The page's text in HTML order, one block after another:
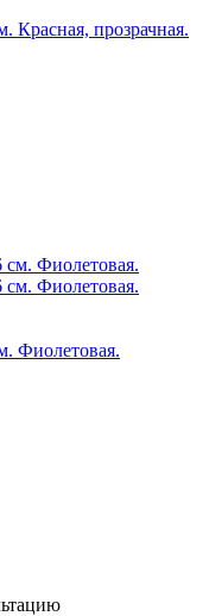
Красная, прозрачная.
Фиолетовая.